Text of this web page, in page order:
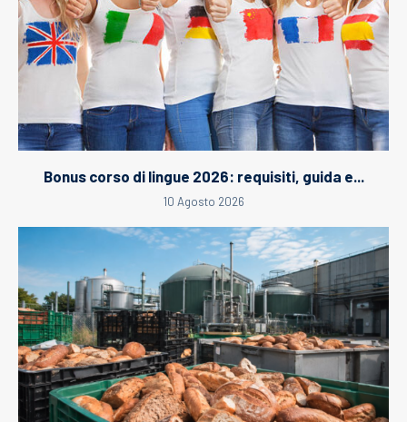
Bonus corso di lingue 2026: requisiti, guida e...
10 Agosto 2026